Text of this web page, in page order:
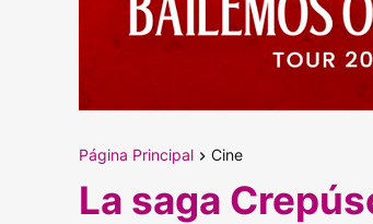
Página Principal Cine
La saga